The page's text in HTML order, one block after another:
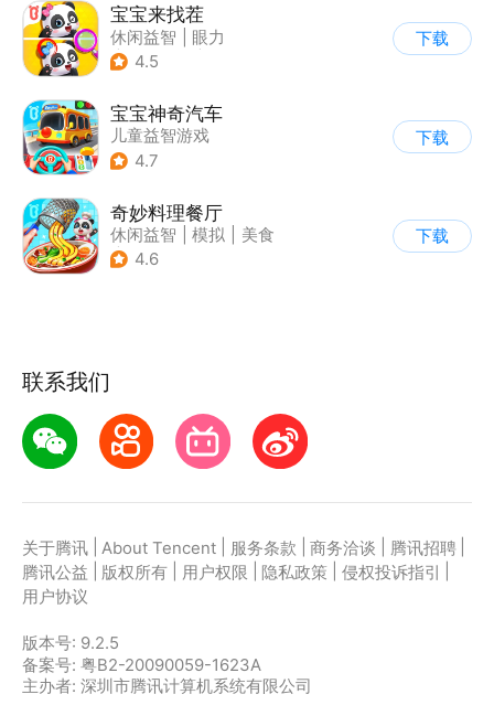
宝宝来找茬
休闲益智
眼力
| 宝宝巴士
4.5
下载
宝宝神奇汽车
儿童益智游戏
4.7
下载
奇妙料理餐厅
休闲益智 模拟
美食
| 宝宝巴士
4.6
下载
联系我们
关于腾讯 About Tencent 服务条款 商务洽谈 腾讯招聘
腾讯公益
版权所有 用户权限 隐私政策 侵权投诉指引
用户协议
版本号: 9.2.5
备案号: 粤B2-20090059-1623A
主办者: 深圳市腾讯计算机系统有限公司